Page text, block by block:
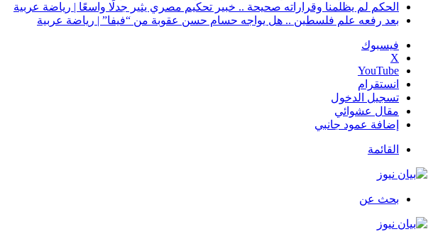
الحكم لم يظلمنا وقراراته صحيحة .. خبير تحكيم مصري يثير جدلًا واسعًا | رياضة عربية
بعد رفعه علم فلسطين .. هل يواجه حسام حسن عقوبة من “فيفا” | رياضة عربية
فيسبوك
‫X
‫YouTube
انستقرام
تسجيل الدخول
مقال عشوائي
إضافة عمود جانبي
القائمة
بحث عن